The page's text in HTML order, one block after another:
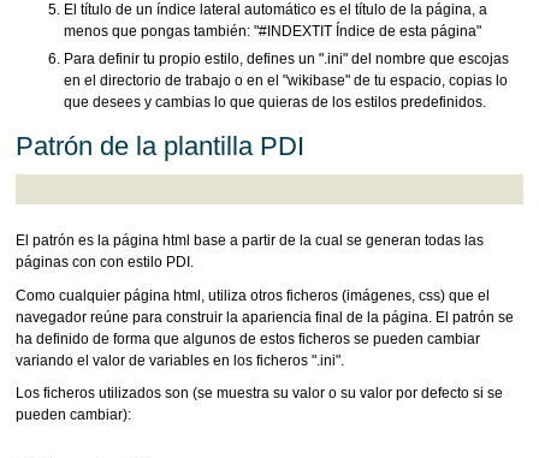
El título de un índice lateral automático es el título de la página, a
menos que pongas también: "#INDEXTIT Índice de esta página"
Para definir tu propio estilo, defines un ".ini" del nombre que escojas
en el directorio de trabajo o en el "wikibase" de tu espacio, copias lo
que desees y cambias lo que quieras de los estilos predefinidos.
Patrón de la plantilla PDI
El patrón es la página html base a partir de la cual se generan todas las
páginas con con estilo PDI.
Como cualquier página html, utiliza otros ficheros (imágenes, css) que el
navegador reúne para construir la apariencia final de la página. El patrón se
ha definido de forma que algunos de estos ficheros se pueden cambiar
variando el valor de variables en los ficheros ".ini".
Los ficheros utilizados son (se muestra su valor o su valor por defecto si se
pueden cambiar):